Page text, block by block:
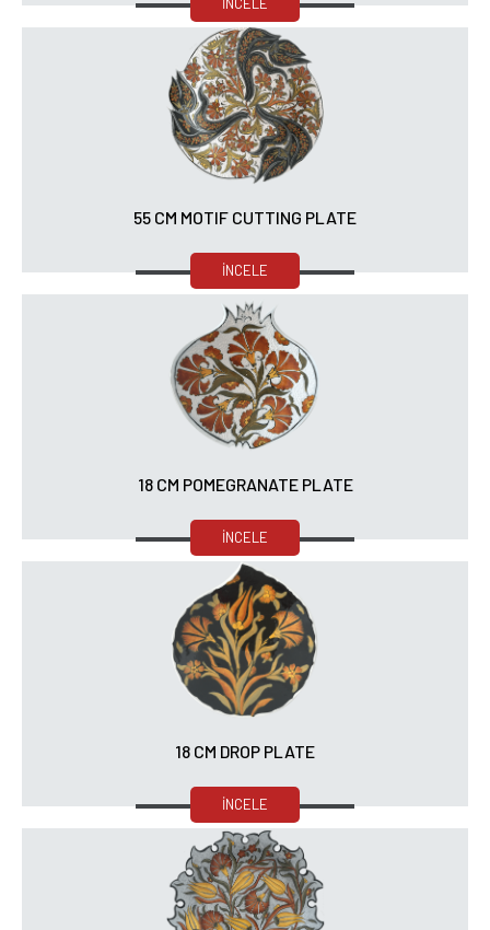
55 CM MOTIF CUTTING PLATE
İNCELE
18 CM POMEGRANATE PLATE
İNCELE
18 CM DROP PLATE
İNCELE